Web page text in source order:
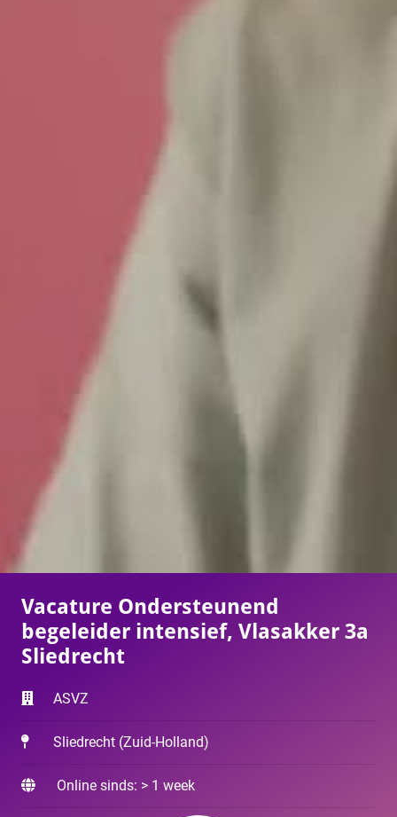
Vacature Ondersteunend
begeleider intensief, Vlasakker 3a
Sliedrecht
ASVZ
Sliedrecht (Zuid-Holland)
Online sinds: > 1 week